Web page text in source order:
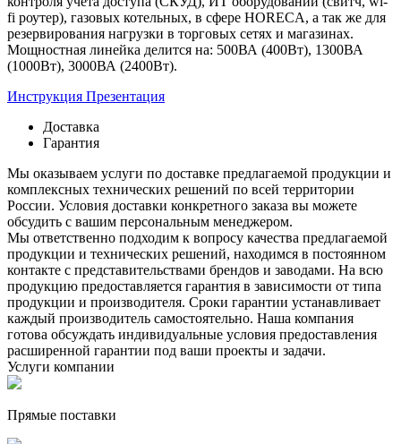
fi роутер), газовых котельных, в сфере HORECA, а так же для
резервирования нагрузки в торговых сетях и магазинах.
Мощностная линейка делится на: 500ВА (400Вт), 1300ВА
(1000Вт), 3000ВА (2400Вт).
Инструкция Презентация
Доставка
Гарантия
Мы оказываем услуги по доставке предлагаемой продукции и
комплексных технических решений по всей территории
России. Условия доставки конкретного заказа вы можете
обсудить с вашим персональным менеджером.
Мы ответственно подходим к вопросу качества предлагаемой
продукции и технических решений, находимся в постоянном
контакте с представительствами брендов и заводами. На всю
продукцию предоставляется гарантия в зависимости от типа
продукции и производителя. Сроки гарантии устанавливает
каждый производитель самостоятельно. Наша компания
готова обсуждать индивидуальные условия предоставления
расширенной гарантии под ваши проекты и задачи.
Услуги компании
Прямые поставки